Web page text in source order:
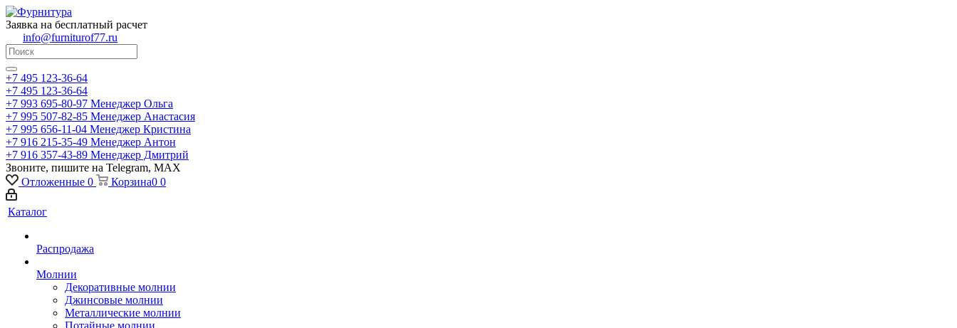
Заявка на бесплатный расчет
info@furniturof77.ru
+7 495 123-36-64
+7 495 123-36-64
+7 993 695-80-97 Менеджер Ольга
+7 995 507-82-85 Менеджер Анастасия
+7 995 656-11-04 Менеджер Кристина
+7 916 215-35-49 Менеджер Антон
+7 916 357-43-89 Менеджер Дмитрий
Звоните, пишите на Telegram, MAX
Отложенные 0 Корзина0 0
Каталог
Распродажа
Молнии
Декоративные молнии
Джинсовые молнии
Металлические молнии
Потайные молнии